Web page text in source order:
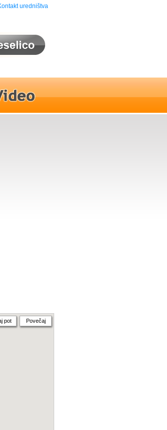
uredništva
pot Povečaj